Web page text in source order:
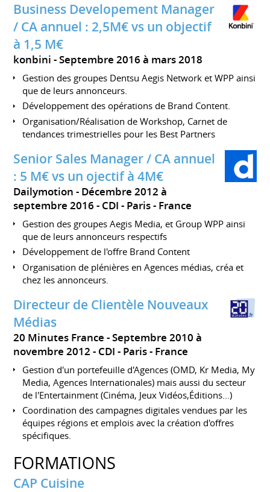
Business Developement Manager
/ CA annuel : 2,5M€ vs un objectif
à 1,5 M€
konbini Septembre 2016 à mars 2018
Gestion des groupes Dentsu Aegis Network et WPP ainsi
que de leurs annonceurs.
Développement des opérations de Brand Content.
Organisation/Réalisation de Workshop, Carnet de
tendances trimestrielles pour les Best Partners
Senior Sales Manager / CA annuel
: 5 M€ vs un ojectif à 4M€
Dailymotion
Décembre 2012 à
septembre 2016 CDI Paris France
Gestion des groupes Aegis Media, et Group WPP ainsi
que de leurs annonceurs respectifs
Développement de l'offre Brand Content
Organisation de plénières en Agences médias, créa et
chez les annonceurs.
Directeur de Clientèle Nouveaux
Médias
20 Minutes France
Septembre 2010 à
novembre 2012 CDI Paris France
Gestion d'un portefeuille d'Agences (OMD, Kr Media, My
Media, Agences Internationales) mais aussi du secteur
de l'Entertainment (Cinéma, Jeux Vidéos,Éditions...)
Coordination des campagnes digitales vendues par les
équipes régions et emplois avec la création d'offres
spécifiques.
FORMATIONS
CAP Cuisine